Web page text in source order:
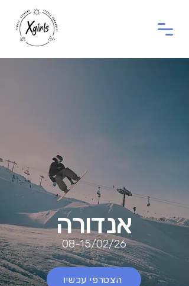
אנדורה
08-15/02/26
הצטרפי עכשיו